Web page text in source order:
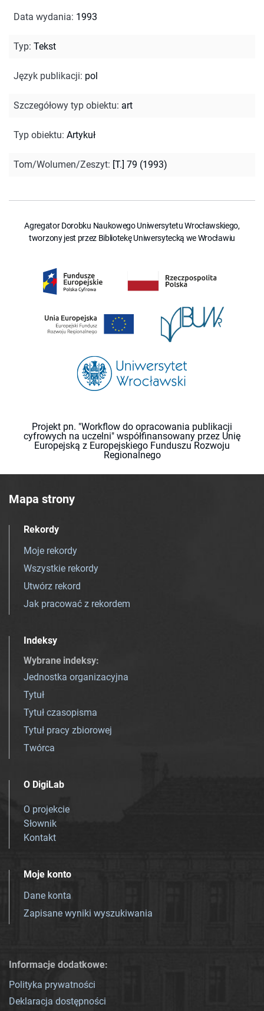
Data wydania: 1993
Typ: Tekst
Język publikacji: pol
Szczegółowy typ obiektu: art
Typ obiektu: Artykuł
Tom/Wolumen/Zeszyt: [T.] 79 (1993)
Agregator Dorobku Naukowego Uniwersytetu Wrocławskiego,
tworzony jest przez Bibliotekę Uniwersytecką we Wrocławiu
Projekt pn. "Workflow do opracowania publikacji
cyfrowych na uczelni" współfinansowany przez Unię
Europejską z Europejskiego Funduszu Rozwoju
Regionalnego
Mapa strony
Rekordy
Moje rekordy
Wszystkie rekordy
Utwórz rekord
Jak pracować z rekordem
Indeksy
Wybrane indeksy:
Jednostka organizacyjna
Tytuł
Tytuł czasopisma
Tytuł pracy zbiorowej
Twórca
O DigiLab
O projekcie
Słownik
Kontakt
Moje konto
Dane konta
Zapisane wyniki wyszukiwania
Informacje dodatkowe:
Polityka prywatności
Deklaracja dostępności